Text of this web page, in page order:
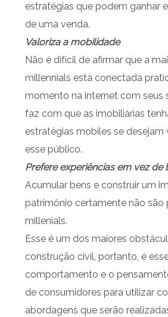
estratégias que podem ganhar
de uma venda.
Valoriza a mobilidade
Não é difícil de afirmar que a
millennials está conectada
momento na internet com seus
faz com que as imobiliárias
estratégias mobiles se desejam
esse público.
Prefere experiências em vez de
Acumular bens e construir um
patrimônio certamente não são
millenials.
Esse é um dos maiores
construção civil, portanto, é
comportamento e o
de consumidores para utilizar
abordagens que serão